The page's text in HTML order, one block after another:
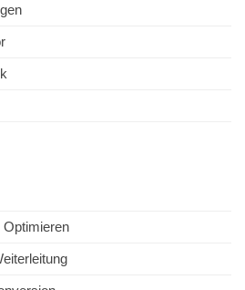
Optimieren